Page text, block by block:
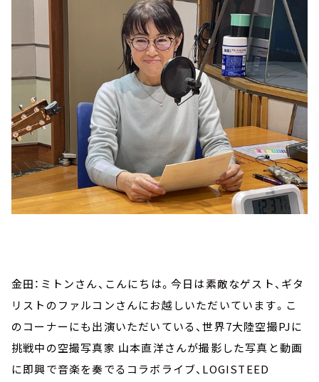
金田：ミトンさん、こんにちは。今日は素敵なゲスト、ギタ
リストのファルコンさんにお越しいただいています。こ
のコーナーにも出演いただいている、世界7大陸空撮PJに
挑戦中の空撮写真家 山本直洋さんが撮影した写真と動画
に即興で音楽を奏でるコラボライブ、LOGISTEED